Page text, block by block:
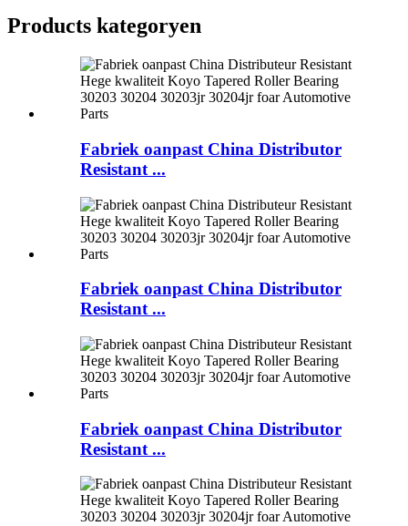
Products kategoryen
Fabriek oanpast China Distributor
Resistant ...
Fabriek oanpast China Distributor
Resistant ...
Fabriek oanpast China Distributor
Resistant ...